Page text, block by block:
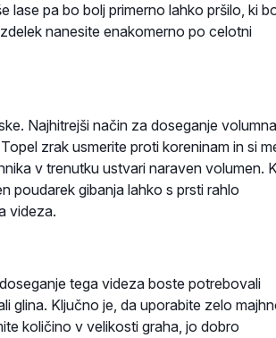
lase pa bo bolj primerno lahko pršilo, ki
nanesite enakomerno po celotni
Najhitrejši način za doseganje
zrak usmerite proti koreninam in si
v trenutku ustvari naraven volumen.
poudarek gibanja lahko s prsti rahlo
videza.
tega videza boste potrebovali
glina. Ključno je, da uporabite zelo
količino v velikosti graha, jo dobro